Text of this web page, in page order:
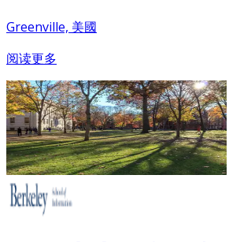
Greenville, 美國
阅读更多